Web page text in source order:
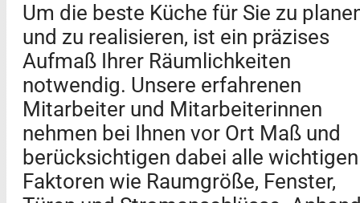
Um die beste Küche für Sie zu
und zu realisieren, ist ein präzises
Aufmaß Ihrer Räumlichkeiten
notwendig. Unsere erfahrenen
Mitarbeiter und Mitarbeiterinnen
nehmen bei Ihnen vor Ort Maß und
berücksichtigen dabei alle wichtigen
Faktoren wie Raumgröße, Fenster,